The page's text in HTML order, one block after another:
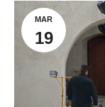
MAR
19